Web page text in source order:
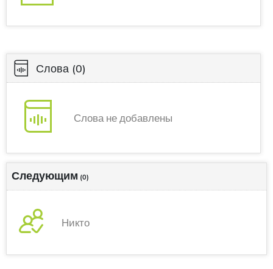
Слова (0)
Слова не добавлены
Следующим (0)
Никто